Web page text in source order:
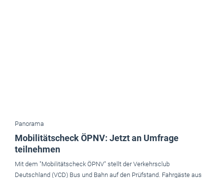
der gesamten Bundesrepublik können an der Online-Umfrage
Juni 2026